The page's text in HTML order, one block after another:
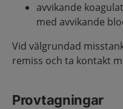
avvikande
med avvikande
Vid välgrundad
remiss och ta kontakt
Provtagningar